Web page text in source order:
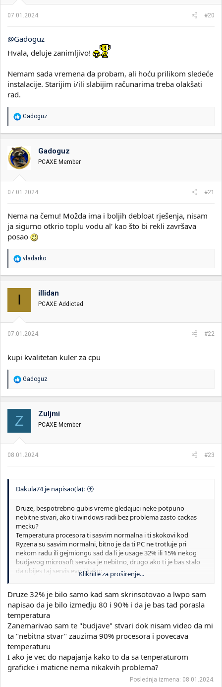
:
07.01.2024. #20
@Gadoguz
Hvala, deluje zanimljivo!
Nemam sada vremena da probam, ali hoću prilikom sledeće
instalacije. Starijim i/ili slabijim računarima treba olakšati
rad.
R
a
o
v
a
:
Gadoguz
Gadoguz
PCAXE Member
07.01.2024. #21
Nema na čemu! Možda ima i boljih debloat rješenja, nisam
ja sigurno otkrio toplu vodu al' kao što bi rekli završava
posao
R
o
n
:
vladarko
I illidan
PCAXE Addicted
07.01.2024. #22
kupi kvalitetan kuler za cpu
R
a
o
v
a
n
:
Gadoguz
Z Zuljmi
PCAXE Member
08.01.2024. #23
Dakula74 je napisao(la):
Druze, bespotrebno gubis vreme gledajuci neke potpuno
nebitne stvari, ako ti windows radi bez problema zasto cackas
mecku?
Temperatura procesora ti sasvim normalna i ti skokovi kod
Ryzena su sasvim normalni, bitno je da ti PC ne trotluje pri
nekom radu ili gejmiongu sad da li je usage 32% ili 15% nekog
budjavog microsoft servisa je nebitno, drugo ako ti je bas stalo
da ubijes taj servis evo i kako:
On theTaskScheduler window, go to this path:Task
Scheduler Library\Microsoft\Windows\Application
Experience
On the
Application Experiencefolder, look for
Microsoft Compatibility Appraiser.
Right-click on it, selectDisable,and then confirm to
complete the process.
Once you’re done, you may check if the issue persists.
Veci problem ti je kabl koji si naveo i to budjavo napajanje, ali ti
ces traziti uzrok u windowsu ,a ne u tom raspadu od napajanja.
Kliknite za proširenje...
Druze 32% je bilo samo kad sam skrinsotovao a lwpo sam
napisao da je bilo izmedju 80 i 90% i da je bas tad porasla
temperatura
Zanemarivao sam te "budjave" stvari dok nisam video da mi
ta "nebitna stvar" zauzima 90% procesora i povecava
temperaturu
I ako je vec do napajanja kako to da sa tenperaturom
graficke i maticne nema nikakvih problema?
Poslednja izmena: 08.01.2024.